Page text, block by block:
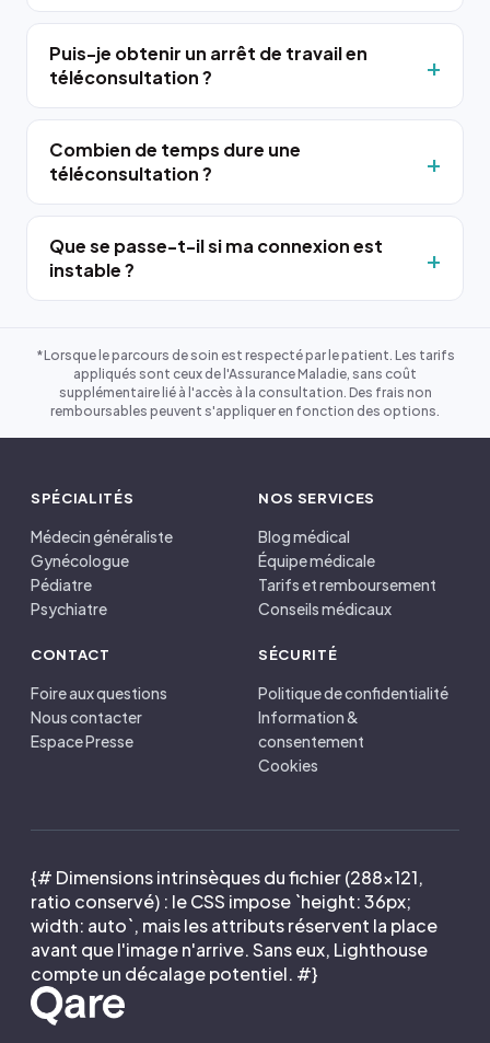
Puis-je obtenir un arrêt de travail en
téléconsultation ?
Combien de temps dure une
téléconsultation ?
Que se passe-t-il si ma connexion est
instable ?
*Lorsque le parcours de soin est respecté par le patient. Les tarifs
appliqués sont ceux de l'Assurance Maladie, sans coût
supplémentaire lié à l'accès à la consultation. Des frais non
remboursables peuvent s'appliquer en fonction des options.
SPÉCIALITÉS
Médecin généraliste
Gynécologue
Pédiatre
Psychiatre
NOS SERVICES
Blog médical
Équipe médicale
Tarifs et remboursement
Conseils médicaux
CONTACT
Foire aux questions
Nous contacter
Espace Presse
SÉCURITÉ
Politique de confidentialité
Information &
consentement
Cookies
{# Dimensions intrinsèques du fichier (288×121,
ratio conservé) : le CSS impose `height: 36px;
width: auto`, mais les attributs réservent la place
avant que l'image n'arrive. Sans eux, Lighthouse
compte un décalage potentiel. #}